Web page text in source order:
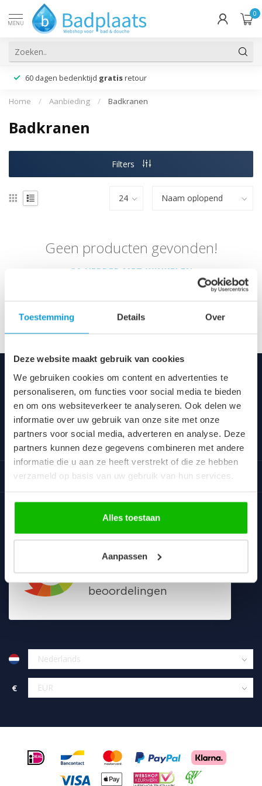
Toestemming Details Over
Deze website maakt gebruik van cookies
We gebruiken cookies om content en advertenties te
personaliseren, om functies voor social media te bieden
en om ons websiteverkeer te analyseren. Ook delen we
informatie over uw gebruik van onze site met onze
partners voor social media, adverteren en analyse. Deze
partners kunnen deze gegevens combineren met andere
informatie die u aan ze heeft verstrekt of die ze hebben
verzameld op basis van uw gebruik van hun services.
Alles toestaan
Aanpassen
MENU
0
60 dagen bedenktijd gratis retour
Home / Aanbieding / Badkranen
Badkranen
Filters
Geen producten gevonden!
GA VERDER MET WINKELEN
Badplaats
Voor iedereen altijd een vriendelijke prijs voor een uniek
assortiment van goede kwaliteit.
Categorieën
Informatie
Klantbeoordelingen
€